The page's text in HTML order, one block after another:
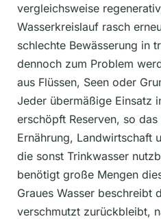
vergleichsweise
Wasserkreislauf rasch
schlechte Bewässerung in
dennoch zum Problem
aus Flüssen, Seen oder
Jeder übermäßige Einsatz
erschöpft Reserven, so
Ernährung, Landwirtschaft
die sonst Trinkwasser
benötigt große Mengen
Graues Wasser beschreibt
verschmutzt zurückbleibt,